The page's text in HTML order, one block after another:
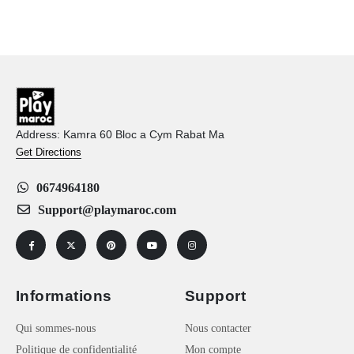
Address: Kamra 60 Bloc a Cym Rabat Ma
Get Directions
0674964180
Support@playmaroc.com
Informations
Qui sommes-nous
Politique de confidentialité
Support
Nous contacter
Mon compte